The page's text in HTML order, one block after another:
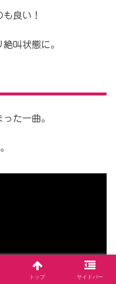
良い！
叫状態に。
た一曲。
トップ サイドバー